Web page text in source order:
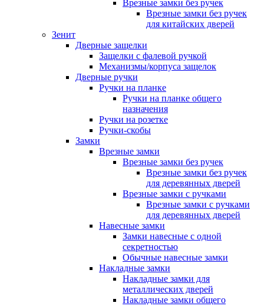
Врезные замки без ручек
Врезные замки без ручек
для китайских дверей
Зенит
Дверные защелки
Защелки с фалевой ручкой
Механизмы/корпуса защелок
Дверные ручки
Ручки на планке
Ручки на планке общего
назначения
Ручки на розетке
Ручки-скобы
Замки
Врезные замки
Врезные замки без ручек
Врезные замки без ручек
для деревянных дверей
Врезные замки с ручками
Врезные замки с ручками
для деревянных дверей
Навесные замки
Замки навесные с одной
секретностью
Обычные навесные замки
Накладные замки
Накладные замки для
металлических дверей
Накладные замки общего